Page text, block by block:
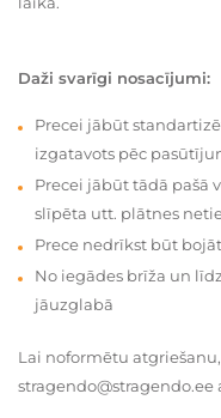
Daži svarīgi nosacījumi:
Precei jābūt
izgatavots pēc
Precei jābūt tādā pašā
slīpēta utt. plātnes
Prece nedrīkst būt
No iegādes brīža un
jāuzglabā
Lai noformētu
stragendo@stragendo.ee